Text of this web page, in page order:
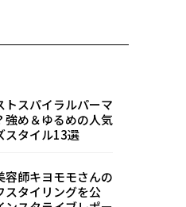
トスパイラルパーマ
強め＆ゆるめの人気
スタイル13選
容師キヨモモさんの
スタイリングを公